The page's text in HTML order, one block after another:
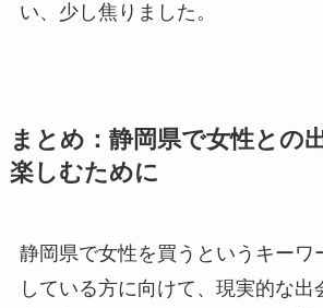
い、少し焦りました。
まとめ：静岡県で女性との
楽しむために
静岡県で女性を買うというキーワ
している方に向けて、現実的な出